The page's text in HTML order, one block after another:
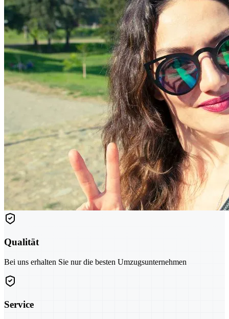
Qualität
Bei uns erhalten Sie nur die besten Umzugsunternehmen
Service